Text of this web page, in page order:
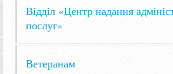
Відділ «Центр надання
послуг»
Ветеранам